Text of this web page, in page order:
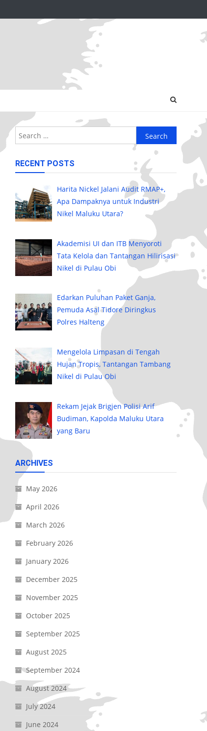
Search
for:
RECENT POSTS
Harita Nickel Jalani Audit RMAP+,
Apa Dampaknya untuk Industri
Nikel Maluku Utara?
Akademisi UI dan ITB Menyoroti
Tata Kelola dan Tantangan Hilirisasi
Nikel di Pulau Obi
Edarkan Puluhan Paket Ganja,
Pemuda Asal Tidore Diringkus
Polres Halteng
Mengelola Limpasan di Tengah
Hujan Tropis, Tantangan Tambang
Nikel di Pulau Obi
Rekam Jejak Brigjen Polisi Arif
Budiman, Kapolda Maluku Utara
yang Baru
ARCHIVES
May 2026
April 2026
March 2026
February 2026
January 2026
December 2025
November 2025
October 2025
September 2025
August 2025
September 2024
August 2024
July 2024
June 2024